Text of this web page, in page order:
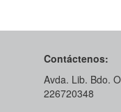
Contáctenos:
Avda. Lib. Bdo.
226720348